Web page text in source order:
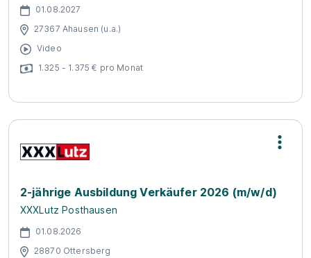
01.08.2027
27367 Ahausen (u.a.)
Video
1.325 - 1.375 € pro Monat
2-jährige Ausbildung Verkäufer 2026 (m/w/d)
XXXLutz Posthausen
01.08.2026
28870 Ottersberg